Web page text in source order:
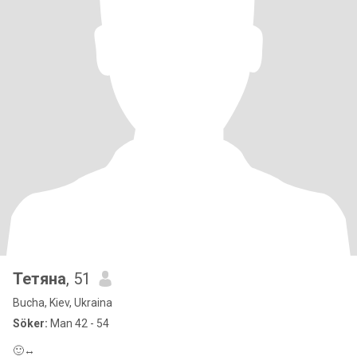
Тетяна, 51
Bucha, Kiev, Ukraina
Söker: Man 42 - 54
🙂‍↔️